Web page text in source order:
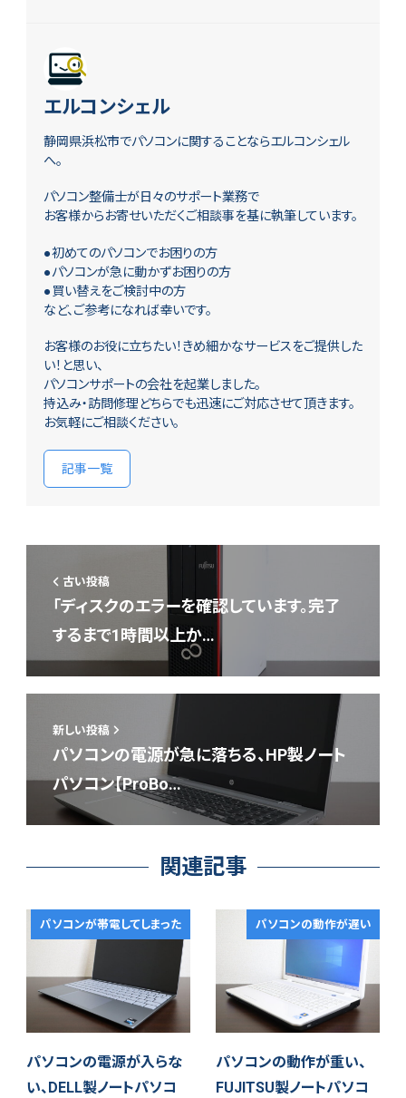
エルコンシェル
静岡県浜松市でパソコンに関することならエルコンシェル
へ。
パソコン整備士が日々のサポート業務で
お客様からお寄せいただくご相談事を基に執筆しています。
●初めてのパソコンでお困りの方
●パソコンが急に動かずお困りの方
●買い替えをご検討中の方
など、ご参考になれば幸いです。
お客様のお役に立ちたい！きめ細かなサービスをご提供した
い！と思い、
パソコンサポートの会社を起業しました。
持込み・訪問修理どちらでも迅速にご対応させて頂きます。
お気軽にご相談ください。
記事一覧
古い投稿
「ディスクのエラーを確認しています。完了
するまで1時間以上か…
新しい投稿
パソコンの電源が急に落ちる、HP製ノート
パソコン【ProBo…
関連記事
パソコンが帯電してしまった
パソコンの電源が入らな
い、DELL製ノートパソコ
パソコンの動作が遅い
パソコンの動作が重い、
FUJITSU製ノートパソコ